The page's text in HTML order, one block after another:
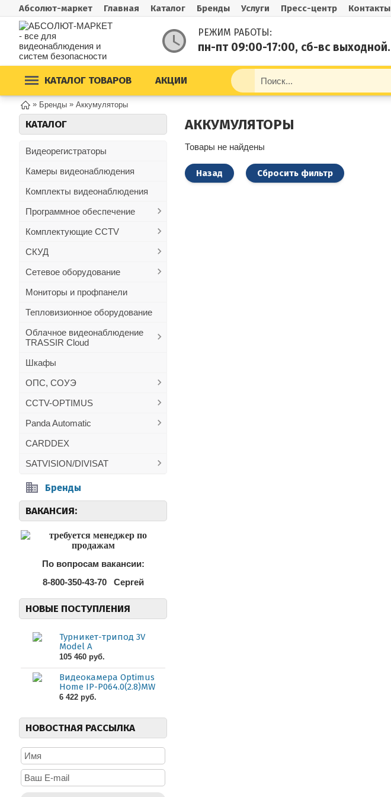
Абсолют-маркет Главная Каталог Бренды Услуги Пресс-центр Контакты
РЕЖИМ РАБОТЫ:
пн-пт 09:00-17:00, сб-вс выходной.
КАТАЛОГ ТОВАРОВ АКЦИИ
» Бренды » Аккумуляторы
КАТАЛОГ
Видеорегистраторы
Камеры видеонаблюдения
Комплекты видеонаблюдения
Программное обеспечение
Комплектующие CCTV
СКУД
Сетевое оборудование
Мониторы и профпанели
Тепловизионное оборудование
Облачное видеонаблюдение
TRASSIR Cloud
Шкафы
ОПС, СОУЭ
CCTV-OPTIMUS
Panda Automatic
CARDDEX
SATVISION/DIVISAT
Бренды
ВАКАНСИЯ:
По вопросам вакансии:
8-800-350-43-70
Сергей
НОВЫЕ ПОСТУПЛЕНИЯ
Турникет-трипод 3V
Model A
105 460 руб.
Видеокамера Optimus
Home IP-P064.0(2.8)MW
6 422 руб.
НОВОСТНАЯ РАССЫЛКА
АККУМУЛЯТОРЫ
Товары не найдены
Назад Сбросить фильтр